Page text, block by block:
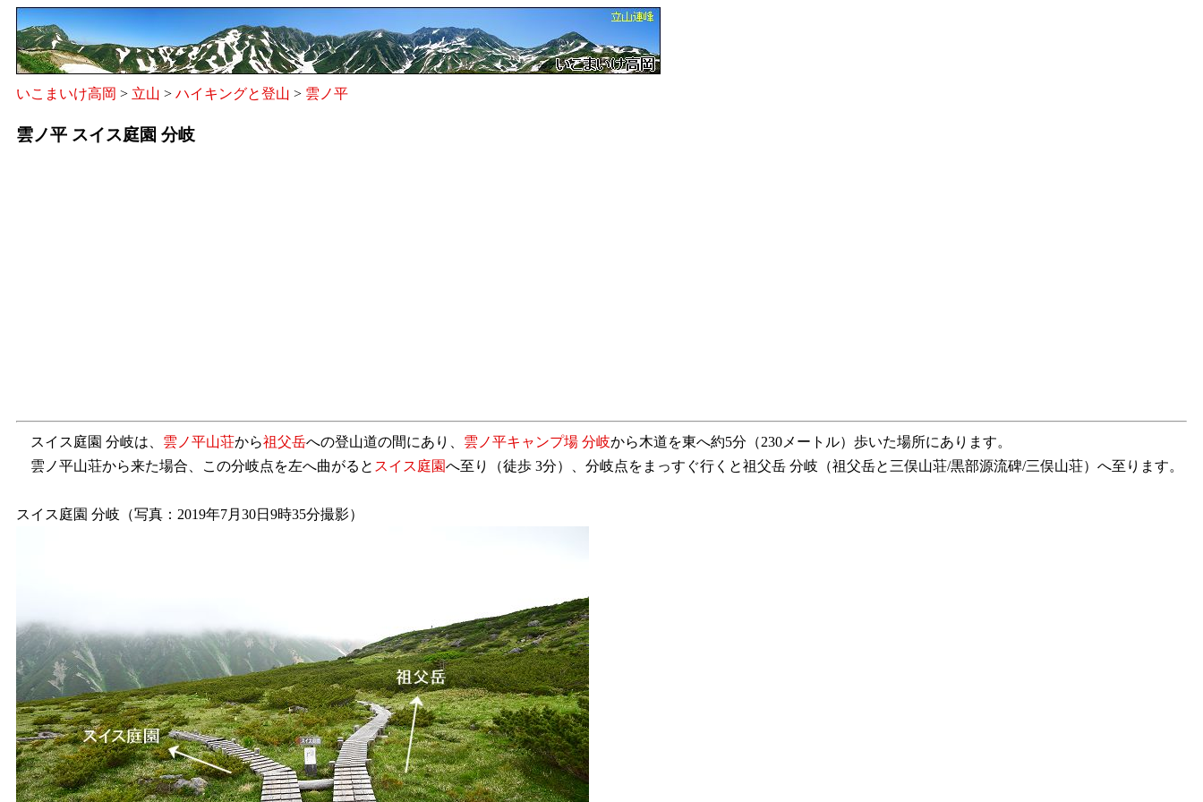
いこまいけ高岡 > 立山 > ハイキングと登山 > 雲ノ平
雲ノ平 スイス庭園 分岐
スイス庭園 分岐は、 雲ノ平山荘から祖父岳への登山道の間にあり、 雲ノ平キャンプ場 分岐から木道を東へ約5分（230メートル）歩いた場所にあります。
雲ノ平山荘から来た場合、この分岐点を左へ曲がると スイス庭園へ至り（徒歩 3分）、分岐点をまっすぐ行くと祖父岳 分岐（祖父岳と三俣山荘/黒部源流碑/三俣山荘）へ至ります。
スイス庭園 分岐（写真：2019年7月30日9時35分撮影）